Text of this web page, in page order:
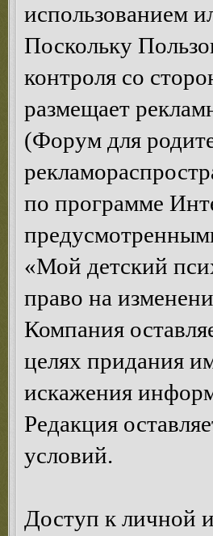
использованием
Поскольку
контроля со
размещает
(Форум для
по программе
«Мой детский
право на
Компания
целях придания
искажения
Редакция
условий.
Доступ к личной